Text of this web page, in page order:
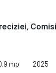
mp 2025